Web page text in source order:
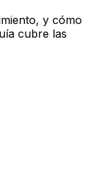
y cómo
cubre las